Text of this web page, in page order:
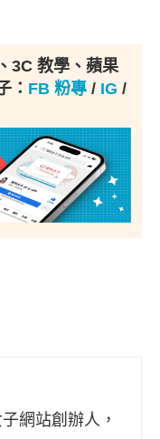
3C 教學、蘋果
： FB 粉專 / IG /
網站創辦人，